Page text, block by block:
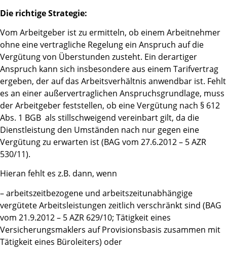
Die richtige Strategie:
Vom Arbeitgeber ist zu ermitteln, ob einem Arbeitnehmer
ohne eine vertragliche Regelung ein Anspruch auf die
Vergütung von Überstunden zusteht. Ein derartiger
Anspruch kann sich insbesondere aus einem Tarifvertrag
ergeben, der auf das Arbeitsverhältnis anwendbar ist. Fehlt
es an einer außervertraglichen Anspruchsgrundlage, muss
der Arbeitgeber feststellen, ob eine Vergütung nach § 612
Abs. 1 BGB als stillschweigend vereinbart gilt, da die
Dienstleistung den Umständen nach nur gegen eine
Vergütung zu erwarten ist (BAG vom 27.6.2012 – 5 AZR
530/11).
Hieran fehlt es z.B. dann, wenn
– arbeitszeitbezogene und arbeitszeitunabhängige
vergütete Arbeitsleistungen zeitlich verschränkt sind (BAG
vom 21.9.2012 – 5 AZR 629/10; Tätigkeit eines
Versicherungsmaklers auf Provisionsbasis zusammen mit
Tätigkeit eines Büroleiters) oder